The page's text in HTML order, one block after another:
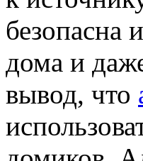
безопасна
дома и
вывод, что